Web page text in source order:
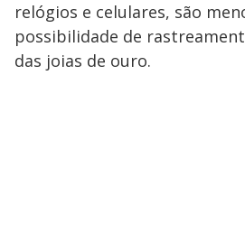
relógios e celulares, são
possibilidade de
das joias de ouro.